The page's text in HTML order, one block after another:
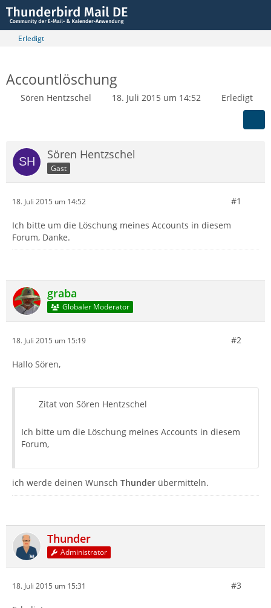
Erledigt
Accountlöschung
Sören Hentzschel 18. Juli 2015 um 14:52 Erledigt
Sören Hentzschel
Gast
18. Juli 2015 um 14:52 #1
Ich bitte um die Löschung meines Accounts in diesem
Forum, Danke.
graba
Globaler Moderator
18. Juli 2015 um 15:19 #2
Hallo Sören,
Zitat von Sören Hentzschel
Ich bitte um die Löschung meines Accounts in diesem
Forum,
ich werde deinen Wunsch Thunder übermitteln.
Thunder
Administrator
18. Juli 2015 um 15:31 #3